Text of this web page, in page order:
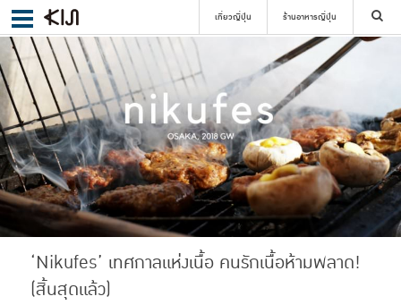
เที่ยวญี่ปุ่น ร้านอาหารญี่ปุ่น
ค้นหา
เลือกย่าน
ค้นหา
‘Nikufes’ เทศกาลแห่งเนื้อ คนรักเนื้อห้ามพลาด!
(สิ้นสุดแล้ว)